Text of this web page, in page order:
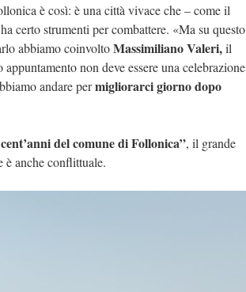
è così: è una città vivace che – come il
certo strumenti per combattere. «Ma su questo
abbiamo coinvoltoMassimiliano Valeri,il
non deve essere una celebrazione
andare permigliorarci giorno dopo
del comune di Follonica”, il grande
è anche conflittuale.